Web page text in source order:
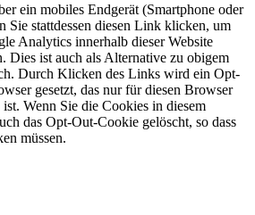
ein mobiles Endgerät (Smartphone oder
Sie stattdessen diesen Link klicken, um
Analytics innerhalb dieser Website
Dies ist auch als Alternative zu obigem
Durch Klicken des Links wird ein Opt-
gesetzt, das nur für diesen Browser
Wenn Sie die Cookies in diesem
das Opt-Out-Cookie gelöscht, so dass
müssen.